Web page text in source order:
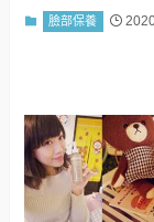
臉部保養